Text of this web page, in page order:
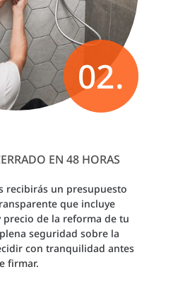
02.
EN 48 HORAS
recibirás un presupuesto
que incluye
precio de la reforma de tu
seguridad sobre la
con tranquilidad antes
firmar.